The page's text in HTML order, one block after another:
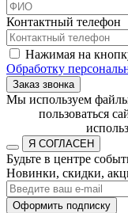
Контактный телефон
Нажимая на
Обработку
Заказ звонка
​​​​​​​Мы используем
пользоваться
Я СОГЛАСЕН
Будьте в центре
Новинки, скидки,
Оформить подписку